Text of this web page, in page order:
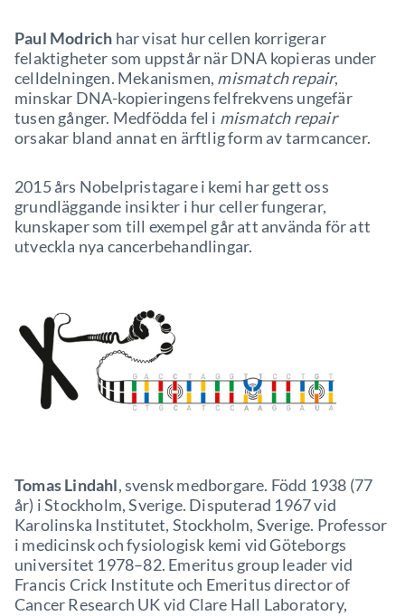
Paul Modrich har visat hur cellen korrigerar
felaktigheter som uppstår när DNA kopieras under
celldelningen. Mekanismen, mismatch repair,
minskar DNA-kopieringens felfrekvens ungefär
tusen gånger. Medfödda fel i mismatch repair
orsakar bland annat en ärftlig form av tarmcancer.
2015 års Nobelpristagare i kemi har gett oss
grundläggande insikter i hur celler fungerar,
kunskaper som till exempel går att använda för att
utveckla nya cancerbehandlingar.
Tomas Lindahl, svensk medborgare. Född 1938 (77
år) i Stockholm, Sverige. Disputerad 1967 vid
Karolinska Institutet, Stockholm, Sverige. Professor
i medicinsk och fysiologisk kemi vid Göteborgs
universitet 1978–82. Emeritus group leader vid
Francis Crick Institute och Emeritus director of
Cancer Research UK vid Clare Hall Laboratory,